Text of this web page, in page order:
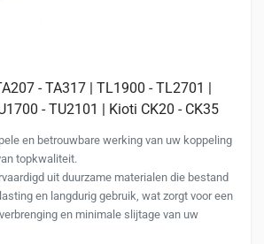
- TA317 | TL1900 - TL2701 |
- TU2101 | Kioti CK20 - CK35
en betrouwbare werking van uw koppeling
topkwaliteit.
uit duurzame materialen die bestand
en langdurig gebruik, wat zorgt voor een
en minimale slijtage van uw